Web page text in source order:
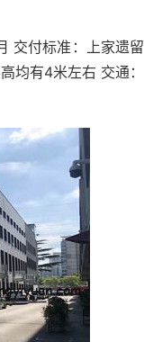
交付标准：上家遗留
均有4米左右 交通：